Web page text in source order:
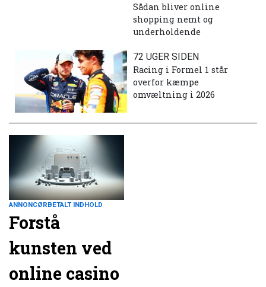
Sådan bliver online
shopping nemt og
underholdende
72 UGER SIDEN
Racing i Formel 1 står
overfor kæmpe
omvæltning i 2026
ANNONCØRBETALT INDHOLD
Forstå
kunsten ved
online casino